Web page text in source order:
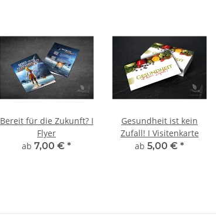
Bereit für die Zukunft? I
Flyer
ab 7,00 € *
Gesundheit ist kein
Zufall! I Visitenkarte
ab 5,00 € *